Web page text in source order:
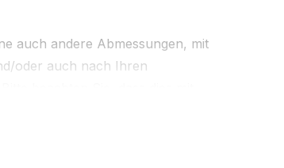
auch andere Abmessungen, mit
oder auch nach Ihren